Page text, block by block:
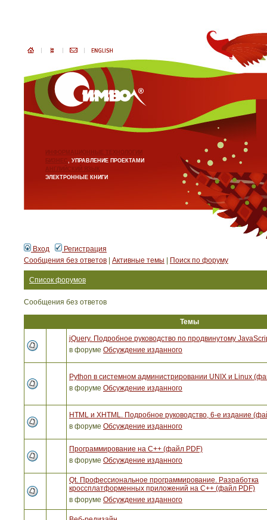
ИНФОРМАЦИОННЫЕ ТЕХНОЛОГИИ
БИЗНЕС, УПРАВЛЕНИЕ ПРОЕКТАМИ
АНГЛИЙСКИЙ ЯЗЫК
ЭЛЕКТРОННЫЕ КНИГИ
Вход
Регистрация
Сообщения без ответов
Активные темы Поиск по форуму
Список форумов
Сообщения без ответов
Темы
jQuery. Подробное руководство по продвинутому
в форуме Обсуждение изданного
Python в системном администрировании UNIX и Linux
в форуме Обсуждение изданного
HTML и XHTML. Подробное руководство, 6-е издание
в форуме Обсуждение изданного
Программирование на C++ (файл PDF)
в форуме Обсуждение изданного
Qt. Профессиональное программирование. Разработка
кроссплатформенных приложений на С++ (файл PDF)
в форуме Обсуждение изданного